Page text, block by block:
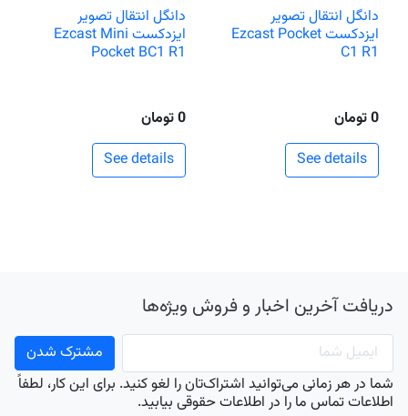
دانگل انتقال تصویر
ایزدکست Ezcast Pocket
C1 R1
0 تومان
See details
دانگل انتقال تصویر
ایزدکست Ezcast Mini
Pocket BC1 R1
0 تومان
See details
دریافت آخرین اخبار و فروش ویژه‌ها
شما در هر زمانی می‌توانید اشتراک‌تان را لغو کنید. برای این کار، لطفاً
اطلاعات تماس ما را در اطلاعات حقوقی بیابید.